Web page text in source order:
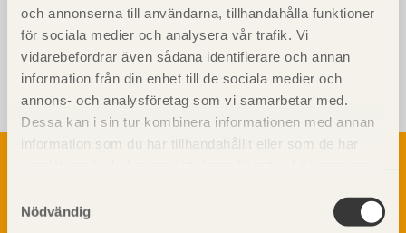
och annonserna till användarna, tillhandahålla funktioner
för sociala medier och analysera vår trafik. Vi
vidarebefordrar även sådana identifierare och annan
information från din enhet till de sociala medier och
annons- och analysföretag som vi samarbetar med.
Dessa kan i sin tur kombinera informationen med annan
information som du har tillhandahållit eller som de har
Nödvändig
Visa sajtkarta
Skogsbruk
TräGuiden är den digitala handboken för trä och
träbyggande och innehåller information om